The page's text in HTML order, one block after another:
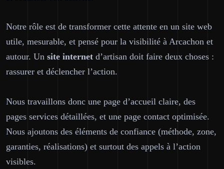
Notre rôle est de transformer cette attente en un site web
utile, mesurable, et pensé pour la visibilité à Arcachon et
autour. Un site internet d’artisan doit faire deux choses :
rassurer et déclencher l’action.
Nous travaillons donc une page d’accueil claire, des
pages services détaillées, et une page contact optimisée.
Nous ajoutons des éléments de confiance (méthode, zone,
garanties, réalisations) et surtout des appels à l’action
visibles.